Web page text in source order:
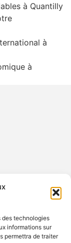
des technologies
informations sur
permettra de traiter
à Quantilly
à
à